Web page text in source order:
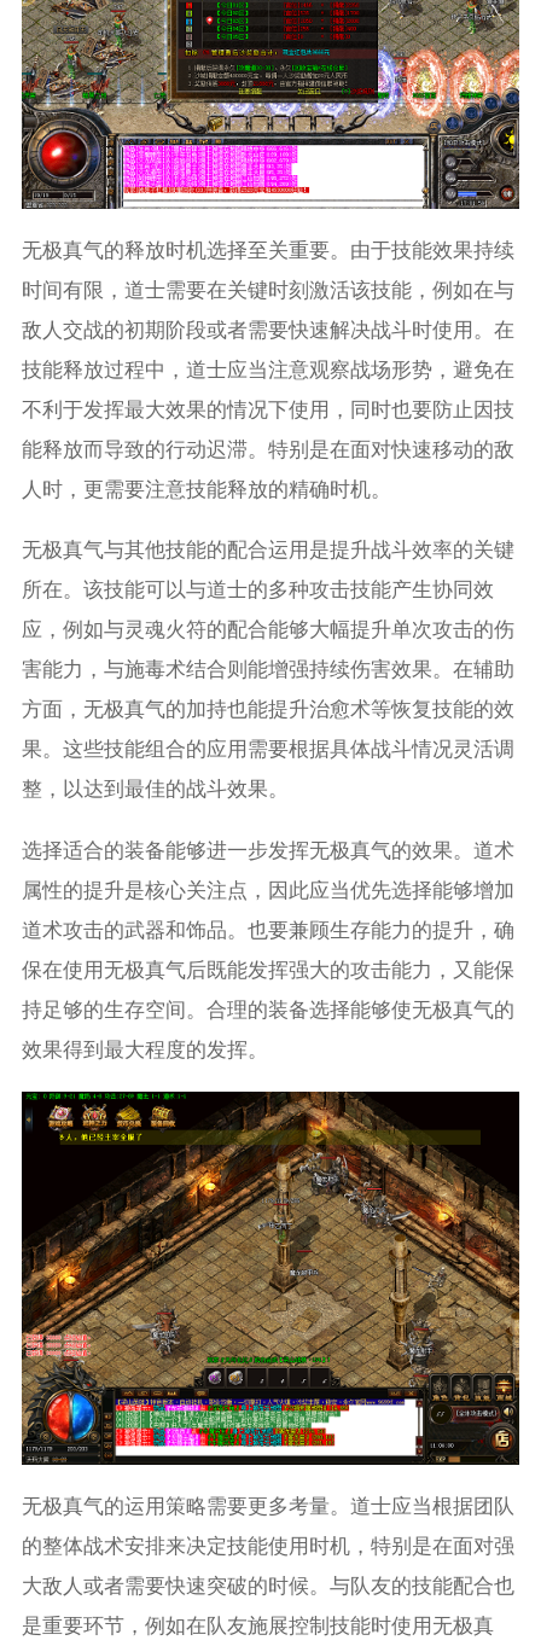
无极真气的释放时机选择至关重要。由于技能效果持续
时间有限，道士需要在关键时刻激活该技能，例如在与
敌人交战的初期阶段或者需要快速解决战斗时使用。在
技能释放过程中，道士应当注意观察战场形势，避免在
不利于发挥最大效果的情况下使用，同时也要防止因技
能释放而导致的行动迟滞。特别是在面对快速移动的敌
人时，更需要注意技能释放的精确时机。
无极真气与其他技能的配合运用是提升战斗效率的关键
所在。该技能可以与道士的多种攻击技能产生协同效
应，例如与灵魂火符的配合能够大幅提升单次攻击的伤
害能力，与施毒术结合则能增强持续伤害效果。在辅助
方面，无极真气的加持也能提升治愈术等恢复技能的效
果。这些技能组合的应用需要根据具体战斗情况灵活调
整，以达到最佳的战斗效果。
选择适合的装备能够进一步发挥无极真气的效果。道术
属性的提升是核心关注点，因此应当优先选择能够增加
道术攻击的武器和饰品。也要兼顾生存能力的提升，确
保在使用无极真气后既能发挥强大的攻击能力，又能保
持足够的生存空间。合理的装备选择能够使无极真气的
效果得到最大程度的发挥。
无极真气的运用策略需要更多考量。道士应当根据团队
的整体战术安排来决定技能使用时机，特别是在面对强
大敌人或者需要快速突破的时候。与队友的技能配合也
是重要环节，例如在队友施展控制技能时使用无极真